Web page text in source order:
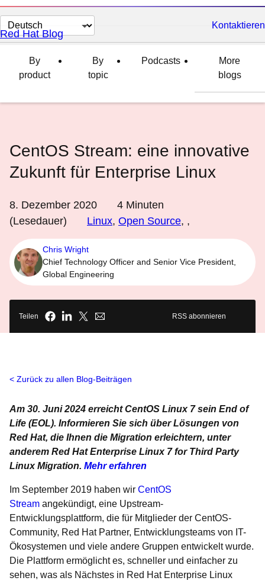
Sprache
auswählen
Kontaktieren
Red Hat Blog
By
product
By
topic
Podcasts
More
blogs
CentOS Stream: eine innovative
Zukunft für Enterprise Linux
8. Dezember 2020 4 Minuten
(Lesedauer)
Linux, Open Source, ,
Chris Wright
Chief Technology Officer and Senior Vice President,
Global Engineering
Teilen RSS abonnieren
Zurück zu allen Blog-Beiträgen
Am 30. Juni 2024 erreicht CentOS Linux 7 sein End of
Life (EOL). Informieren Sie sich über Lösungen von
Red Hat, die Ihnen die Migration erleichtern, unter
anderem Red Hat Enterprise Linux 7 for Third Party
Linux Migration. Mehr erfahren
Im September 2019 haben wir CentOS
Stream angekündigt, eine Upstream-
Entwicklungsplattform, die für Mitglieder der CentOS-
Community, Red Hat Partner, Entwicklungsteams von IT-
Ökosystemen und viele andere Gruppen entwickelt wurde.
Die Plattform ermöglicht es, schneller und einfacher zu
sehen, was als Nächstes in Red Hat Enterprise Linux